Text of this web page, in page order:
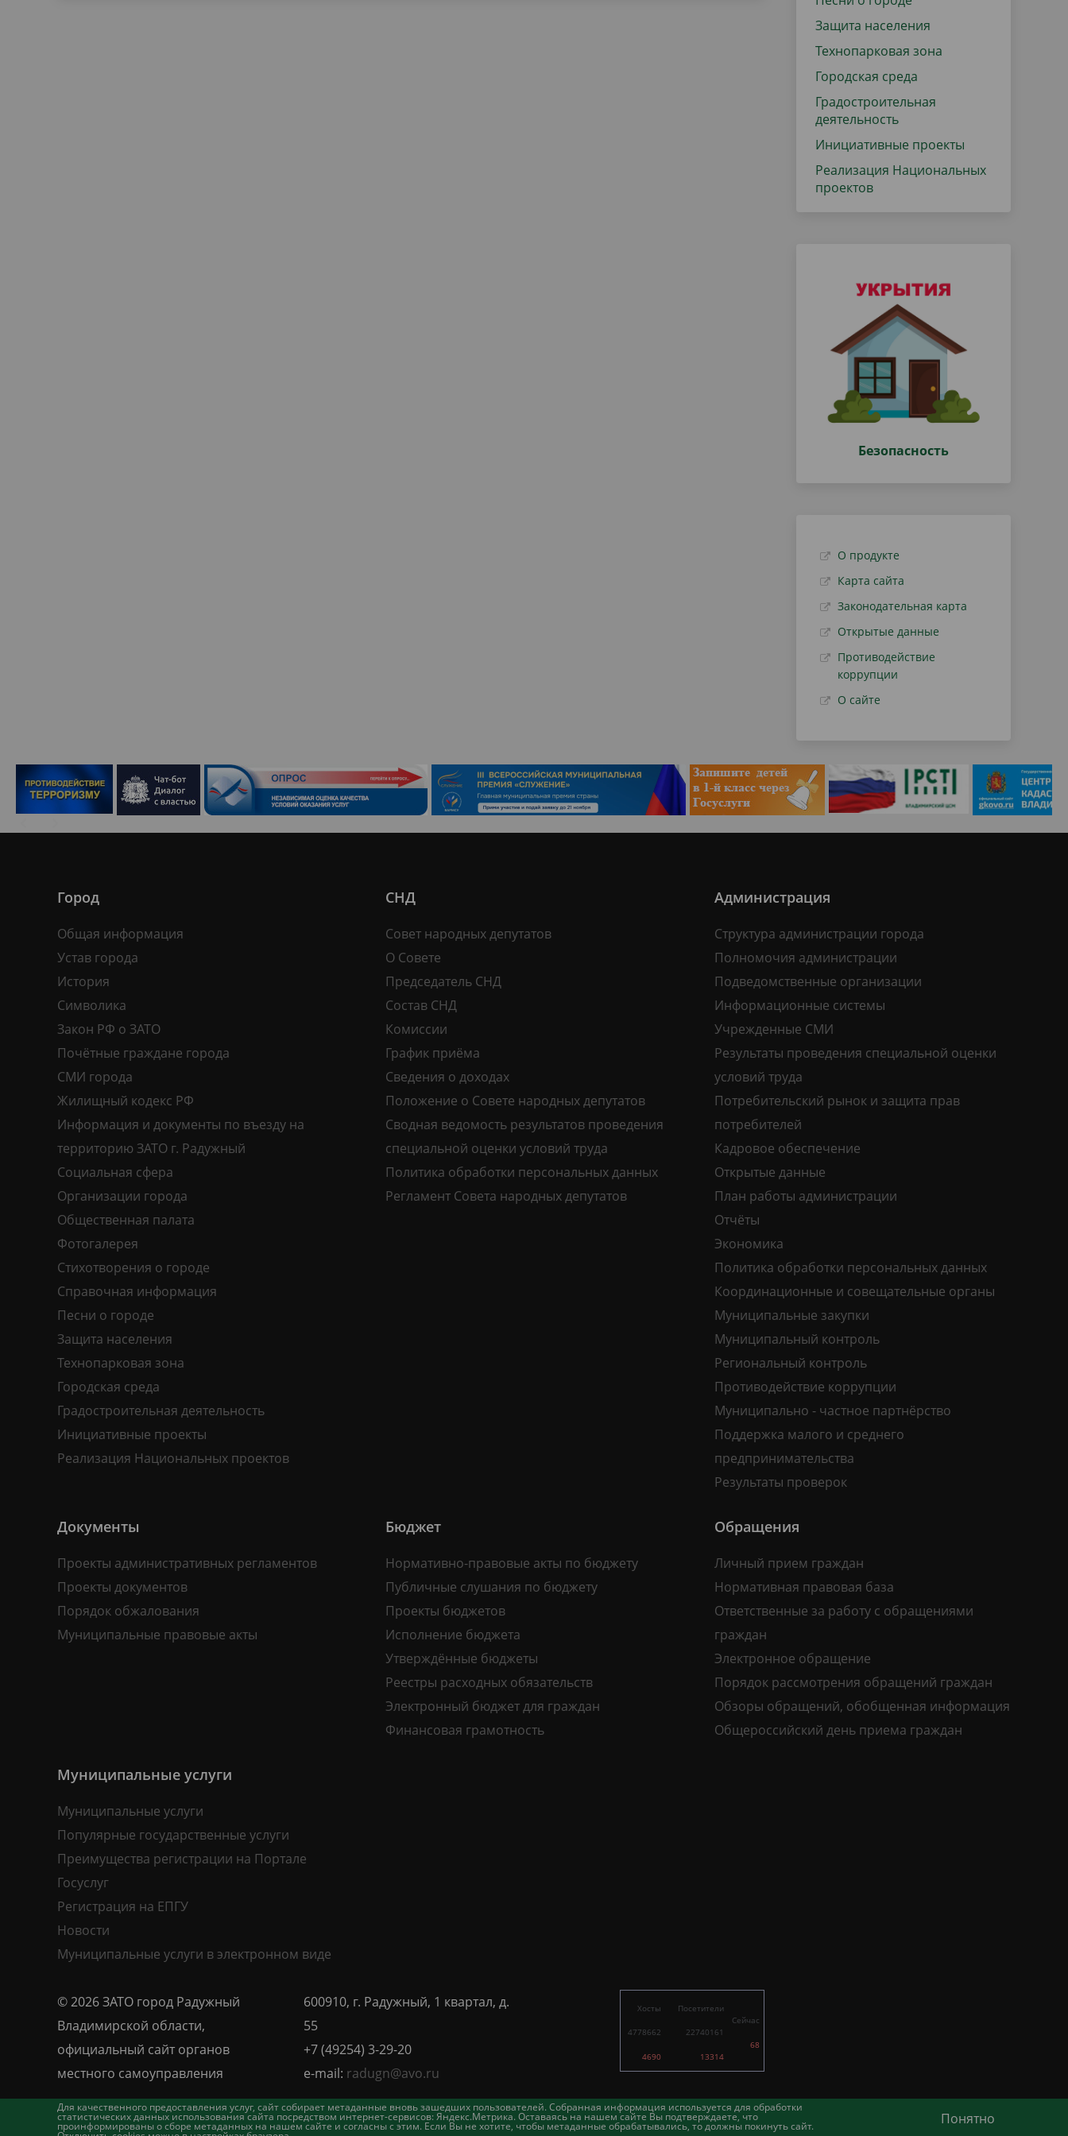
Защита населения
Технопарковая зона
Городская среда
Градостроительная
деятельность
Инициативные проекты
Реализация Национальных
проектов
Безопасность
О продукте
Карта сайта
Законодательная карта
Открытые данные
Противодействие
коррупции
О сайте
Для качественного предоставления услуг, сайт собирает метаданные вновь зашедших пользователей. Собранная информация используется для обработки
статистических данных использования сайта посредством интернет-сервисов: Яндекс.Метрика. Оставаясь на нашем сайте Вы подтверждаете, что
проинформированы о сборе метаданных на нашем сайте и согласны с этим. Если Вы не хотите, чтобы метаданные обрабатывались, то должны покинуть сайт. Понятно
Город
Общая информация
Устав города
История
Символика
Закон РФ о ЗАТО
Почётные граждане города
СМИ города
Жилищный кодекс РФ
Информация и документы по въезду на
территорию ЗАТО г. Радужный
Социальная сфера
Организации города
Общественная палата
Фотогалерея
Стихотворения о городе
Справочная информация
Песни о городе
Защита населения
Технопарковая зона
Городская среда
Градостроительная деятельность
Инициативные проекты
Реализация Национальных проектов
СНД
Совет народных депутатов
О Совете
Председатель СНД
Состав СНД
Комиссии
График приёма
Сведения о доходах
Положение о Совете народных депутатов
Сводная ведомость результатов проведения
специальной оценки условий труда
Политика обработки персональных данных
Регламент Совета народных депутатов
Администрация
Структура администрации города
Полномочия администрации
Подведомственные организации
Информационные системы
Учрежденные СМИ
Результаты проведения специальной оценки
условий труда
Потребительский рынок и защита прав
потребителей
Кадровое обеспечение
Открытые данные
План работы администрации
Отчёты
Экономика
Политика обработки персональных данных
Координационные и совещательные органы
Муниципальные закупки
Муниципальный контроль
Региональный контроль
Противодействие коррупции
Муниципально - частное партнёрство
Поддержка малого и среднего
предпринимательства
Результаты проверок
Документы
Проекты административных регламентов
Проекты документов
Порядок обжалования
Муниципальные правовые акты
Бюджет
Нормативно-правовые акты по бюджету
Публичные слушания по бюджету
Проекты бюджетов
Исполнение бюджета
Утверждённые бюджеты
Реестры расходных обязательств
Электронный бюджет для граждан
Финансовая грамотность
Обращения
Личный прием граждан
Нормативная правовая база
Ответственные за работу с обращениями
граждан
Электронное обращение
Порядок рассмотрения обращений граждан
Обзоры обращений, обобщенная информация
Общероссийский день приема граждан
Муниципальные услуги
Муниципальные услуги
Популярные государственные услуги
Преимущества регистрации на Портале
Госуслуг
Регистрация на ЕПГУ
Новости
Муниципальные услуги в электронном виде
© 2026 ЗАТО город Радужный
Владимирской области,
официальный сайт органов
местного самоуправления
600910, г. Радужный, 1 квартал, д.
55
+7 (49254) 3-29-20
e-mail: radugn@avo.ru
Хосты
4778662
4690
Посетители
22740161
13314
Сейчас
68